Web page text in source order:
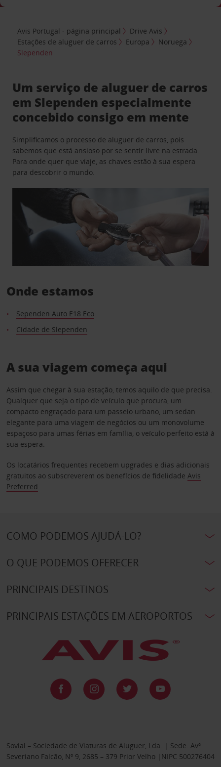
Avis Portugal - página principal
Drive Avis
Estações de aluguer de carros
Europa
Noruega
Slependen
Um serviço de aluguer de carros
em Slependen especialmente
concebido consigo em mente
Simplificamos o processo de aluguer de carros, pois
sabemos que está ansioso por se sentir livre na estrada.
Para onde quer que viaje, as chaves estão à sua espera
para descobrir o mundo.
Onde estamos
Sependen Auto E18 Eco
Cidade de Slependen
A sua viagem começa aqui
Assim que chegar à sua estação, temos aquilo de que precisa.
Qualquer que seja o tipo de veículo que procura, um
compacto engraçado para um passeio urbano, um sedan
elegante para uma viagem de negócios ou um monovolume
espaçoso para umas férias em família, o veículo perfeito está à
sua espera.
Os locatários frequentes recebem upgrades e dias adicionais
gratuitos ao subscreverem os benefícios de fidelidade Avis
Preferred.
COMO PODEMOS AJUDÁ-LO?
O QUE PODEMOS OFERECER
PRINCIPAIS DESTINOS
PRINCIPAIS ESTAÇÕES EM AEROPORTOS
Sovial – Sociedade de Viaturas de Aluguer, Lda. | Sede: Avª
Severiano Falcão, Nº 9, 2685 – 379 Prior Velho |NIPC 500276404